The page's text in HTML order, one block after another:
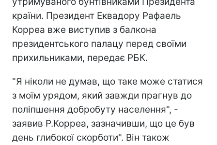
країни. Президент Еквадору Рафаель
Корреа вже виступив з балкона
президентського палацу перед своїми
прихильниками, передає РБК.
"Я ніколи не думав, що таке може статися
з моїм урядом, який завжди прагнув до
поліпшення добробуту населення", -
заявив Р.Корреа, зазначивши, що це був
день глибокої скорботи". Він також